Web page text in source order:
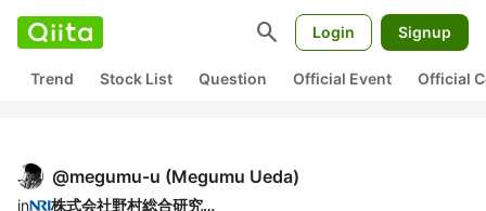
search Login Signup
Trend Stock List Question Official Event Official
@megumu-u (Megumu Ueda)
in 株式会社野村総合研究所